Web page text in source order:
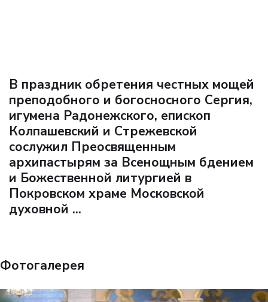
В праздник обретения честных мощей
преподобного и богосносного Сергия,
игумена Радонежского, епископ
Колпашевский и Стрежевской
сослужил Преосвященным
архипастырям за Всенощным бдением
и Божественной литургией в
Покровском храме Московской
духовной ...
Фотогалерея